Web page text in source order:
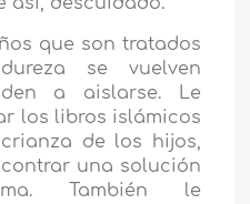
que son tratados
se vuelven
a aislarse. Le
los libros islámicos
de los hijos,
una solución
También le